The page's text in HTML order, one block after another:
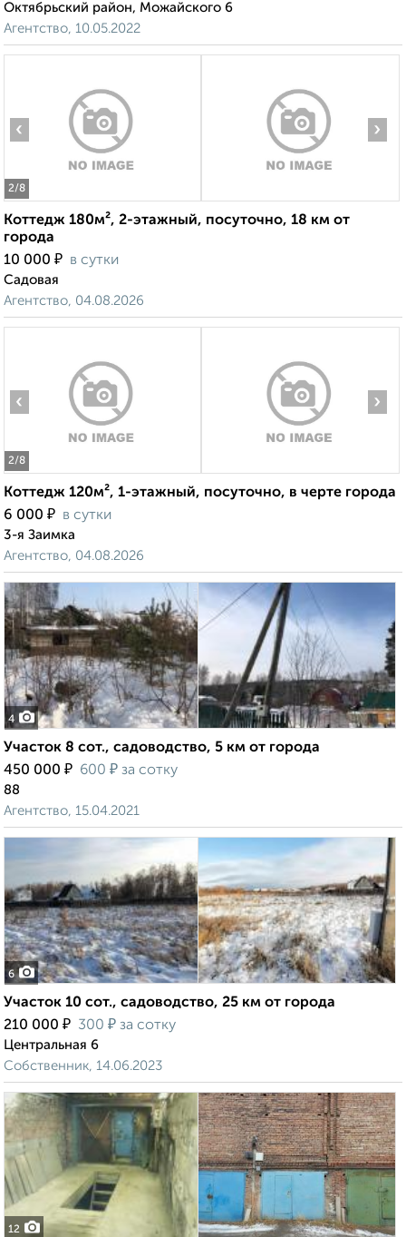
Октябрьский район, Можайского 6
Агентство, 10.05.2022
2/8
‹ ›
Коттедж 180м², 2-этажный, посуточно, 18 км от
города
10 000 ₽ в сутки
Садовая
Агентство, 04.08.2026
2/8
‹ ›
Коттедж 120м², 1-этажный, посуточно, в черте города
6 000 ₽ в сутки
3-я Заимка
Агентство, 04.08.2026
4
Участок 8 сот., садоводство, 5 км от города
450 000 ₽ 600 ₽ за сотку
88
Агентство, 15.04.2021
6
Участок 10 сот., садоводство, 25 км от города
210 000 ₽ 300 ₽ за сотку
Центральная 6
Собственник, 14.06.2023
12